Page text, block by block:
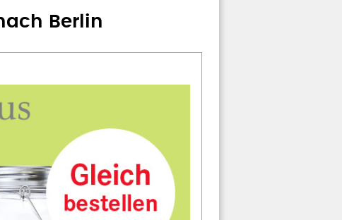
Berlin